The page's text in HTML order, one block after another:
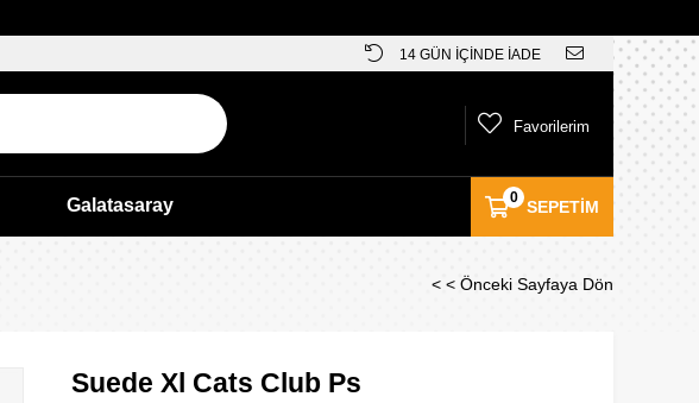
14 GÜN İÇİNDE İADE
SEPETIM
0
Favorilerim
Galatasaray
< < Önceki Sayfaya Dön
Suede Xl Cats Club Ps